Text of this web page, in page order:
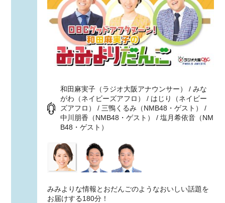
和田麻実子（ラジオ大阪アナウンサー） / みな
がわ（ネイビーズアフロ） / はじり（ネイビー
ズアフロ） / 三鴨くるみ（NMB48・ゲスト） /
中川朋香（NMB48・ゲスト） / 塩月希依音（NM
B48・ゲスト）
みみよりな情報とおだんごのようなおいしい話題を
お届けする180分！